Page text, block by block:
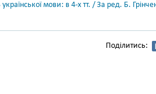
української мови: в 4-х тт. / За ред. Б.
Поділитись: